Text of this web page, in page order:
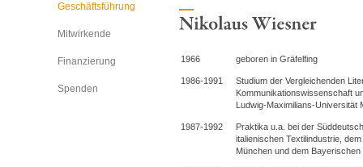
Geschäftsführung
Mitwirkende
Finanzierung
Spenden
1966 geboren in Gräfelfing
1986-1991
Studium der Vergleichenden
Kommunikationswissenschaft
Ludwig-Maximilians-Universität
1987-1992
Praktika u.a. bei der
italienischen Textilindustrie,
München und dem Bayerischen